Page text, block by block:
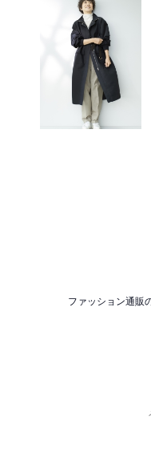
ファッション通販